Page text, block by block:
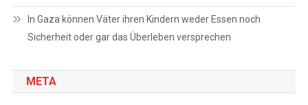
In Gaza können Väter ihren Kindern weder Essen noch
Sicherheit oder gar das Überleben versprechen
META